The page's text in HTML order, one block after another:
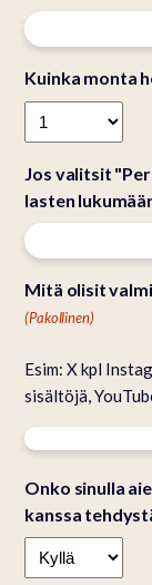
Kuinka monta
Jos valitsit
lasten
Mitä olisit
(Pakollinen)
Esim: X kpl
sisältöjä,
Onko sinulla
kanssa